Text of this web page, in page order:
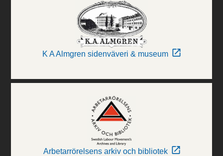
K A Almgren sidenväveri & museum
Arbetarrörelsens arkiv och bibliotek